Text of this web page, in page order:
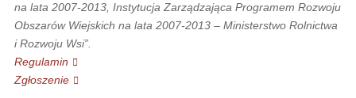
na lata 2007-2013, Instytucja Zarządzająca Programem Rozwoju
Obszarów Wiejskich na lata 2007-2013 – Ministerstwo Rolnictwa
i Rozwoju Wsi”.
Regulamin
Zgłoszenie